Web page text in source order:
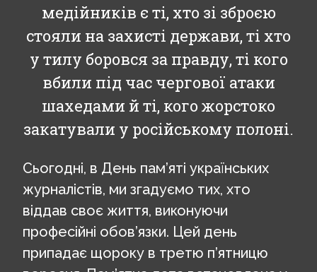
медійників є ті, хто зі зброєю
стояли на захисті держави, ті хто
у тилу боровся за правду, ті кого
вбили під час чергової атаки
шахедами й ті, кого жорстоко
закатували у російському полоні.
Сьогодні, в День пам’яті українських
журналістів, ми згадуємо тих, хто
віддав своє життя, виконуючи
професійні обов’язки. Цей день
припадає щороку в третю п’ятницю